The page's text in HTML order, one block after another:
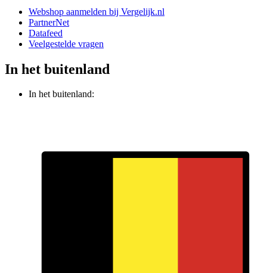
Webshop aanmelden bij Vergelijk.nl
PartnerNet
Datafeed
Veelgestelde vragen
In het buitenland
In het buitenland: